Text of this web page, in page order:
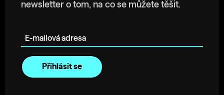
newsletter o tom, na co se můžete těšit.